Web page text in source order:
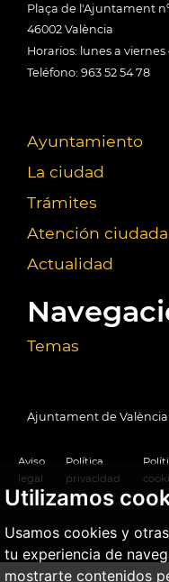
Utilizamos
Usamos cookies y
tu experiencia de
mostrarte contenidos
Plaça de l'Ajuntament nº
46002 València
Horarios: lunes a viernes
Teléfono: 963 52 54 78
Ayuntamiento
La ciudad
Trámites
Atención
Actualidad
Temas
Ajuntament de
Aviso
legal
Política
privacidad